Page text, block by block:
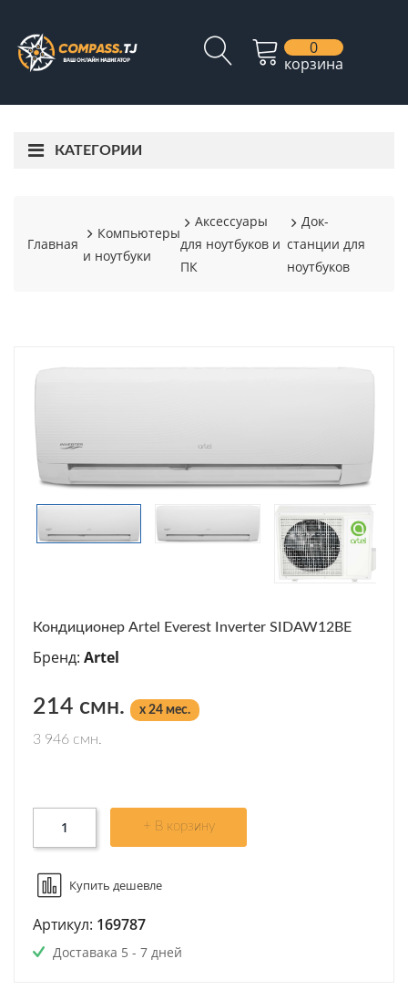
0
корзина
КАТЕГОРИИ
Главная
Компьютеры
и ноутбуки
Аксессуары
для ноутбуков и
ПК
Док-
станции для
ноутбуков
Кондиционер Artel Everest Inverter SIDAW12BE
Бренд: Artel
214 смн. x 24 мес.
3 946 смн.
+ В корзину
Купить дешевле
Артикул: 169787
Доставака 5 - 7 дней